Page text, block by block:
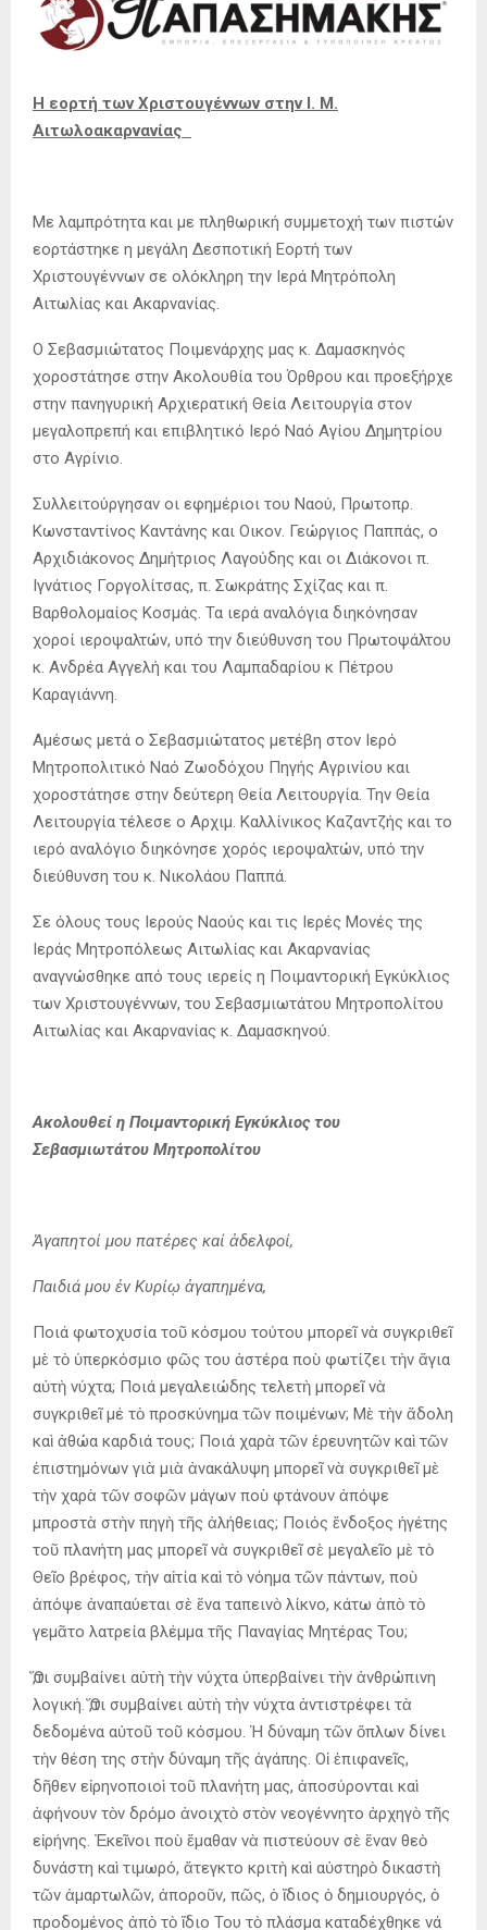
Η εορτή των Χριστουγέννων στην Ι. Μ.
Αιτωλοακαρνανίας
Με λαμπρότητα και με πληθωρική συμμετοχή των πιστών
εορτάστηκε η μεγάλη Δεσποτική Εορτή των
Χριστουγέννων σε ολόκληρη την Ιερά Μητρόπολη
Αιτωλίας και Ακαρνανίας.
Ο Σεβασμιώτατος Ποιμενάρχης μας κ. Δαμασκηνός
χοροστάτησε στην Ακολουθία του Όρθρου και προεξήρχε
στην πανηγυρική Αρχιερατική Θεία Λειτουργία στον
μεγαλοπρεπή και επιβλητικό Ιερό Ναό Αγίου Δημητρίου
στο Αγρίνιο.
Συλλειτούργησαν οι εφημέριοι του Ναού, Πρωτοπρ.
Κωνσταντίνος Καντάνης και Οικον. Γεώργιος Παππάς, ο
Αρχιδιάκονος Δημήτριος Λαγούδης και οι Διάκονοι π.
Ιγνάτιος Γοργολίτσας, π. Σωκράτης Σχίζας και π.
Βαρθολομαίος Κοσμάς. Τα ιερά αναλόγια διηκόνησαν
χοροί ιεροψαλτών, υπό την διεύθυνση του Πρωτοψάλτου
κ. Ανδρέα Αγγελή και του Λαμπαδαρίου κ Πέτρου
Καραγιάννη.
Αμέσως μετά ο Σεβασμιώτατος μετέβη στον Ιερό
Μητροπολιτικό Ναό Ζωοδόχου Πηγής Αγρινίου και
χοροστάτησε στην δεύτερη Θεία Λειτουργία. Την Θεία
Λειτουργία τέλεσε ο Αρχιμ. Καλλίνικος Καζαντζής και το
ιερό αναλόγιο διηκόνησε χορός ιεροψαλτών, υπό την
διεύθυνση του κ. Νικολάου Παππά.
Σε όλους τους Ιερούς Ναούς και τις Ιερές Μονές της
Ιεράς Μητροπόλεως Αιτωλίας και Ακαρνανίας
αναγνώσθηκε από τους ιερείς η Ποιμαντορική Εγκύκλιος
των Χριστουγέννων, του Σεβασμιωτάτου Μητροπολίτου
Αιτωλίας και Ακαρνανίας κ. Δαμασκηνού.
Ακολουθεί η Ποιμαντορική Εγκύκλιος του
Σεβασμιωτάτου Μητροπολίτου
Ἀγαπητοί μου πατέρες καί ἀδελφοί,
Παιδιά μου ἐν Κυρίῳ ἀγαπημένα,
Ποιά φωτοχυσία τοῦ κόσμου τούτου μπορεῖ νὰ συγκριθεῖ
μὲ τὸ ὑπερκόσμιο φῶς του ἀστέρα ποὺ φωτίζει τὴν ἅγια
αὐτὴ νύχτα; Ποιά μεγαλειώδης τελετὴ μπορεῖ νὰ
συγκριθεῖ μέ τὸ προσκύνημα τῶν ποιμένων; Μὲ τὴν ἄδολη
καὶ ἀθώα καρδιά τους; Ποιά χαρὰ τῶν ἐρευνητῶν καὶ τῶν
ἐπιστημόνων γιὰ μιὰ ἀνακάλυψη μπορεῖ νὰ συγκριθεῖ μὲ
τὴν χαρὰ τῶν σοφῶν μάγων ποὺ φτάνουν ἀπόψε
μπροστὰ στὴν πηγὴ τῆς ἀλήθειας; Ποιός ἔνδοξος ἡγέτης
τοῦ πλανήτη μας μπορεῖ νὰ συγκριθεῖ σὲ μεγαλεῖο μὲ τὸ
Θεῖο βρέφος, τὴν αἰτία καὶ τὸ νόημα τῶν πάντων, ποὺ
ἀπόψε ἀναπαύεται σὲ ἕνα ταπεινὸ λίκνο, κάτω ἀπὸ τὸ
γεμᾶτο λατρεία βλέμμα τῆς Παναγίας Μητέρας Του;
Ὅ,τι συμβαίνει αὐτὴ τὴν νύχτα ὑπερβαίνει τὴν ἀνθρώπινη
λογική. Ὅ,τι συμβαίνει αὐτὴ τὴν νύχτα ἀντιστρέφει τὰ
δεδομένα αὐτοῦ τοῦ κόσμου. Ἡ δύναμη τῶν ὅπλων δίνει
τὴν θέση της στὴν δύναμη τῆς ἀγάπης. Οἱ ἐπιφανεῖς,
δῆθεν εἰρηνοποιοὶ τοῦ πλανήτη μας, ἀποσύρονται καὶ
ἀφήνουν τὸν δρόμο ἀνοιχτὸ στὸν νεογέννητο ἀρχηγὸ τῆς
εἰρήνης. Ἐκεῖνοι ποὺ ἔμαθαν νὰ πιστεύουν σὲ ἕναν θεὸ
δυνάστη καὶ τιμωρό, ἄτεγκτο κριτὴ καὶ αὐστηρὸ δικαστὴ
τῶν ἁμαρτωλῶν, ἀποροῦν, πῶς, ὁ ἴδιος ὁ δημιουργός, ὁ
προδομένος ἀπὸ τὸ ἴδιο Του τὸ πλάσμα καταδέχθηκε νά